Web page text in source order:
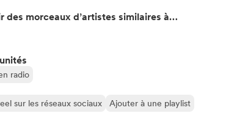
des morceaux d’artistes similaires à…
radio
sur les réseaux sociaux Ajouter à une playlist